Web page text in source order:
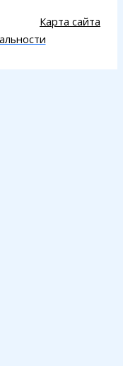
Карта сайта